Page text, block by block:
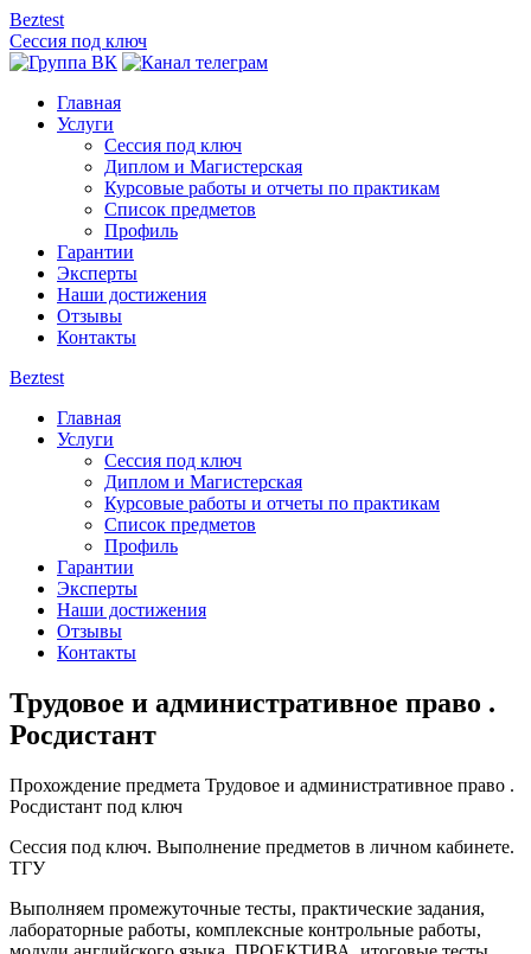
Beztest
Сессия под ключ
Главная
Услуги
Сессия под ключ
Диплом и Магистерская
Курсовые работы и отчеты по практикам
Список предметов
Профиль
Гарантии
Эксперты
Наши достижения
Отзывы
Контакты
Beztest
Главная
Услуги
Сессия под ключ
Диплом и Магистерская
Курсовые работы и отчеты по практикам
Список предметов
Профиль
Гарантии
Эксперты
Наши достижения
Отзывы
Контакты
Трудовое и административное право .
Росдистант
Прохождение предмета Трудовое и административное право .
Росдистант под ключ
Сессия под ключ. Выполнение предметов в личном кабинете.
ТГУ
Выполняем промежуточные тесты, практические задания,
лабораторные работы, комплексные контрольные работы,